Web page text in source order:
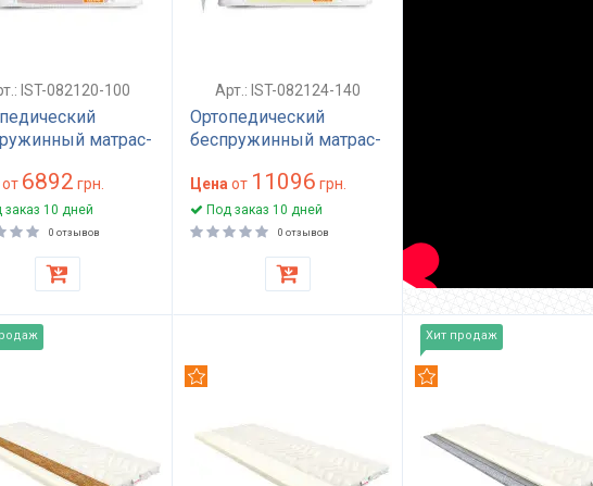
IST-082120-100
матрас-
поролон ППУ
стеганый чехол
Optima
от 6892 грн.
заказ 10 дней
0 отзывов
Арт.: IST-082124-140
Ортопедический
беспружинный матрас-
жесткости 140x200 см
поролон ST3542
высота 11 см Optima
Цена от 11096 грн.
Под заказ 10 дней
0 отзывов
Хит продаж